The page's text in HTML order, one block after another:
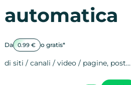
automatica
Da 0.99 € o gratis*
di siti / canali / video / pagine, post…